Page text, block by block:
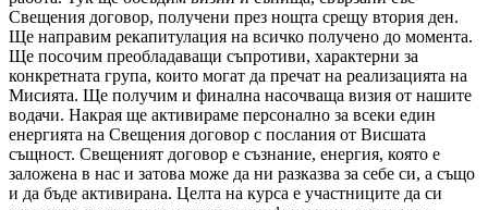
Свещения договор, получени през нощта срещу втория ден.
Ще направим рекапитулация на всичко получено до момента.
Ще посочим преобладаващи съпротиви, характерни за
конкретната група, които могат да пречат на реализацията на
Мисията. Ще получим и финална насочваща визия от нашите
водачи. Накрая ще активираме персонално за всеки един
енергията на Свещения договор с послания от Висшата
същност. Свещеният договор е съзнание, енергия, която е
заложена в нас и затова може да ни разказва за себе си, а също
и да бъде активирана. Целта на курса е участниците да си